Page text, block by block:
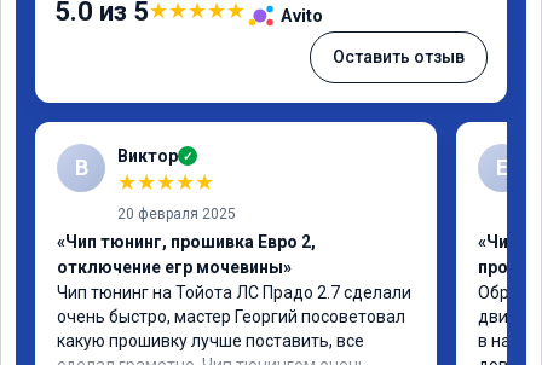
5.0 из 5★★★★★ Avito
Оставить отзыв
В Виктор ✓
★★★★★
20 февраля 2025
«Чип тюнинг, прошивка Евро 2,
отключение егр мочевины»
Чип тюнинг на Тойота ЛС Прадо 2.7 сделали
очень быстро, мастер Георгий посоветовал
какую прошивку лучше поставить, все
Е
«Чип
в